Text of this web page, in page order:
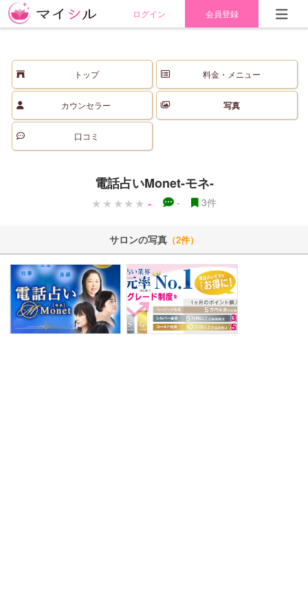
ログイン 会員登録
トップ 料金・メニュー
カウンセラー 写真
口コミ
電話占いMonet-モネ-
- - 3件
サロンの写真 （2件）